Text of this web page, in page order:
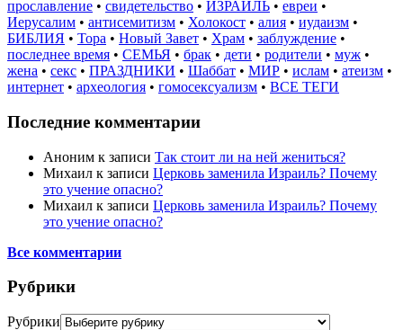
прославление • свидетельство • ИЗРАИЛЬ • евреи •
Иерусалим • антисемитизм • Холокост • алия • иудаизм •
БИБЛИЯ • Тора • Новый Завет • Храм • заблуждение •
последнее время • СЕМЬЯ • брак • дети • родители • муж •
жена • секс • ПРАЗДНИКИ • Шаббат • МИР • ислам • атеизм •
интернет • археология • гомосексуализм • ВСЕ ТЕГИ
Последние комментарии
Аноним к записи Так стоит ли на ней жениться?
Михаил к записи Церковь заменила Израиль? Почему
это учение опасно?
Михаил к записи Церковь заменила Израиль? Почему
это учение опасно?
Все комментарии
Рубрики
Рубрики